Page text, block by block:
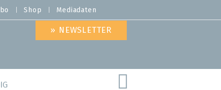
Shop Mediadaten
» NEWSLETTER